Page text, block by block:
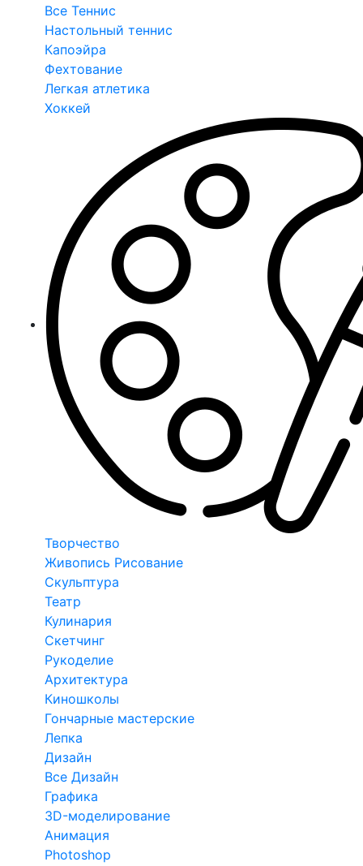
Все Теннис
Настольный теннис
Капоэйра
Фехтование
Легкая атлетика
Хоккей
Творчество
Живопись Рисование
Скульптура
Театр
Кулинария
Скетчинг
Рукоделие
Архитектура
Киношколы
Гончарные мастерские
Лепка
Дизайн
Все Дизайн
Графика
3D-моделирование
Анимация
Photoshop